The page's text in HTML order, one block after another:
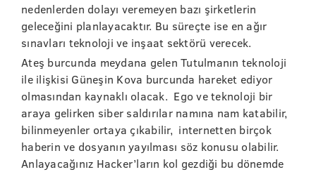
nedenlerden dolayı veremeyen bazı şirketlerin
geleceğini planlayacaktır. Bu süreçte ise en ağır
sınavları teknoloji ve inşaat sektörü verecek.
Ateş burcunda meydana gelen Tutulmanın teknoloji
ile ilişkisi Güneşin Kova burcunda hareket ediyor
olmasından kaynaklı olacak. Ego ve teknoloji bir
araya gelirken siber saldırılar namına nam katabilir,
bilinmeyenler ortaya çıkabilir, internetten birçok
haberin ve dosyanın yayılması söz konusu olabilir.
Anlayacağınız Hacker’ların kol gezdiği bu dönemde